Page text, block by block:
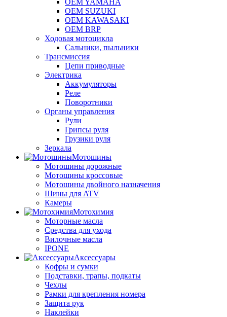
OEM YAMAHA
OEM SUZUKI
OEM KAWASAKI
OEM BRP
Ходовая мотоцикла
Сальники, пыльники
Трансмиссия
Цепи приводные
Электрика
Аккумуляторы
Реле
Поворотники
Органы управления
Рули
Грипсы руля
Грузики руля
Зеркала
Мотошины
Мотошины дорожные
Мотошины кроссовые
Мотошины двойного назначения
Шины для ATV
Камеры
Мотохимия
Моторные масла
Средства для ухода
Вилочные масла
IPONE
Аксессуары
Кофры и сумки
Подставки, трапы, подкаты
Чехлы
Рамки для крепления номера
Защита рук
Наклейки